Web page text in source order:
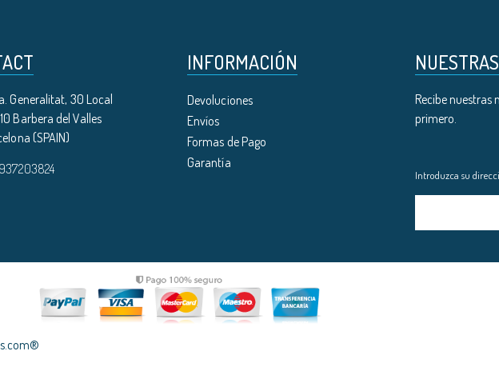
Generalitat, 30 Local
Barbera del Valles
(SPAIN)
INFORMACIÓN
Devoluciones
Envíos
Formas de Pago
Garantía
Recibe nuestras
primero.
Introduzca su